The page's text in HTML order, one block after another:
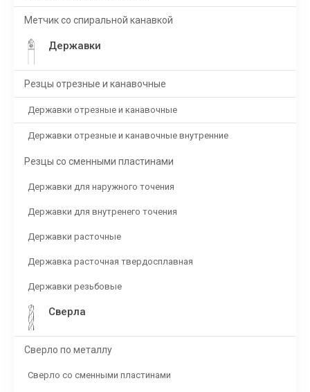
Метчик со спиральной канавкой
Державки
Резцы отрезные и канавочные
Державки отрезные и канавочные
Державки отрезные и канавочные внутренние
Резцы со сменными пластинами
Державки для наружного точения
Державки для внутренего точения
Державки расточные
Державка расточная твердосплавная
Державки резьбовые
Сверла
Сверло по металлу
Сверло со сменными пластинами